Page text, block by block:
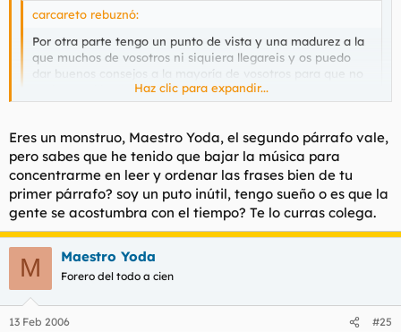
carcareto rebuznó:
Por otra parte tengo un punto de vista y una madurez a la
que muchos de vosotros ni siquiera llegareis y os puedo
dar buenos consejos a la mayoría de vosotros para que no
seais tan gilipollas.Haz clic para expandir...
Mire usted, para popularidad en este foro conseguir ya se ha
cual macaco danzado en pelotas, la tranca enseñado en
innumerables ocasiones, sobre zapatillas eyaculado y luego
posteado, se ha llegado a clones crear para al forero original
ensalzar, el rostro propio se ha posteado a modo de sacrificio...
Así que con gilipolleces no nos venga. Con algo mas
contundente impresionenos, o a la mierda váyase.
Haz clic para expandir...
Eres un monstruo, Maestro Yoda, el segundo párrafo vale,
pero sabes que he tenido que bajar la música para
concentrarme en leer y ordenar las frases bien de tu
primer párrafo? soy un puto inútil, tengo sueño o es que la
gente se acostumbra con el tiempo? Te lo curras colega.
M Maestro Yoda
Forero del todo a cien
13 Feb 2006 #25